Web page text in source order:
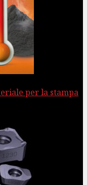
per la stampa